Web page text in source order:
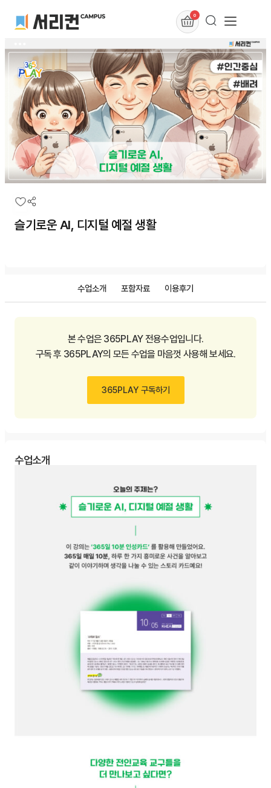
0
슬기로운 AI, 디지털 예절 생활
수업소개 포함자료 이용후기
본 수업은 365PLAY 전용수업입니다.
구독 후 365PLAY의 모든 수업을 마음껏 사용해 보세요.
365PLAY 구독하기
수업소개